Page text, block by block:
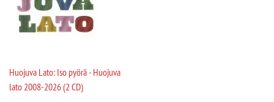
Huojuva Lato: Iso pyörä - Huojuva
lato 2008-2026 (2 CD)